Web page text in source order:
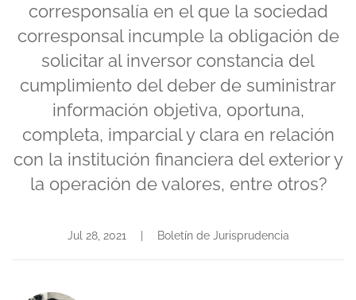
corresponsalía en el que la sociedad
corresponsal incumple la obligación de
solicitar al inversor constancia del
cumplimiento del deber de suministrar
información objetiva, oportuna,
completa, imparcial y clara en relación
con la institución financiera del exterior y
la operación de valores, entre otros?
Jul 28, 2021 Boletín de Jurisprudencia